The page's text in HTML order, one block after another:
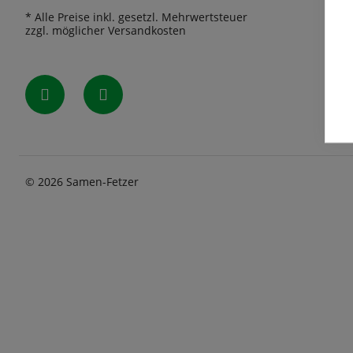
* Alle Preise inkl. gesetzl. Mehrwertsteuer
zzgl. möglicher Versandkosten
© 2026 Samen-Fetzer